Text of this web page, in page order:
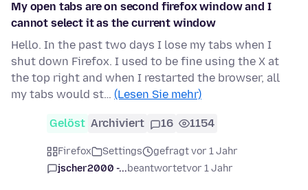
My open tabs are on second firefox window and I
cannot select it as the current window
Hello. In the past two days I lose my tabs when I
shut down Firefox. I used to be fine using the X at
the top right and when I restarted the browser, all
my tabs would st… (Lesen Sie mehr)
Gelöst Archiviert 16 1154
Firefox Settings
gefragt vor 1 Jahr
jscher2000 -...beantwortetvor 1 Jahr